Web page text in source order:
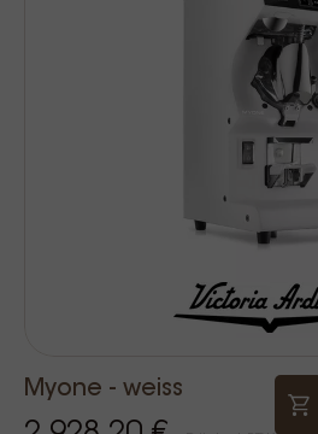
Myone - weiss